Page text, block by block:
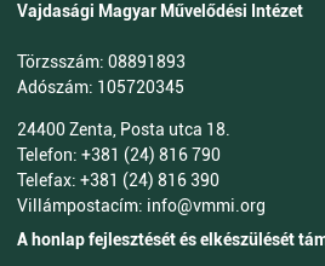
Vajdasági Magyar Művelődési Intézet
Törzsszám: 08891893
Adószám: 105720345
24400 Zenta, Posta utca 18.
Telefon: +381 (24) 816 790
Telefax: +381 (24) 816 390
Villámpostacím: info@vmmi.org
A honlap fejlesztését és elkészülését